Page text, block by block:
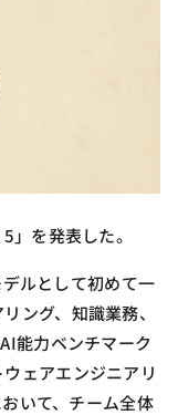
を発表した。
ルとして初めて一
ング、知識業務、
能力ベンチマーク
ェアエンジニアリ
いて、チーム全体